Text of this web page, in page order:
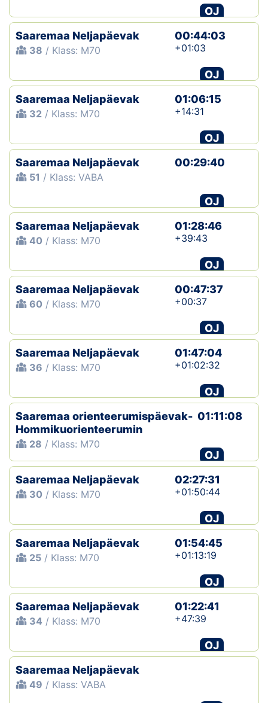
OJ
Saaremaa Neljapäevak
38 / Klass: M70
00:44:03
+01:03
OJ
Saaremaa Neljapäevak
32 / Klass: M70
01:06:15
+14:31
OJ
Saaremaa Neljapäevak
51 / Klass: VABA
00:29:40
OJ
Saaremaa Neljapäevak
40 / Klass: M70
01:28:46
+39:43
OJ
Saaremaa Neljapäevak
60 / Klass: M70
00:47:37
+00:37
OJ
Saaremaa Neljapäevak
36 / Klass: M70
01:47:04
+01:02:32
OJ
Saaremaa orienteerumispäevak-
Hommikuorienteerumin
28 / Klass: M70
01:11:08
OJ
Saaremaa Neljapäevak
30 / Klass: M70
02:27:31
+01:50:44
OJ
Saaremaa Neljapäevak
25 / Klass: M70
01:54:45
+01:13:19
OJ
Saaremaa Neljapäevak
34 / Klass: M70
01:22:41
+47:39
OJ
Saaremaa Neljapäevak
49 / Klass: VABA